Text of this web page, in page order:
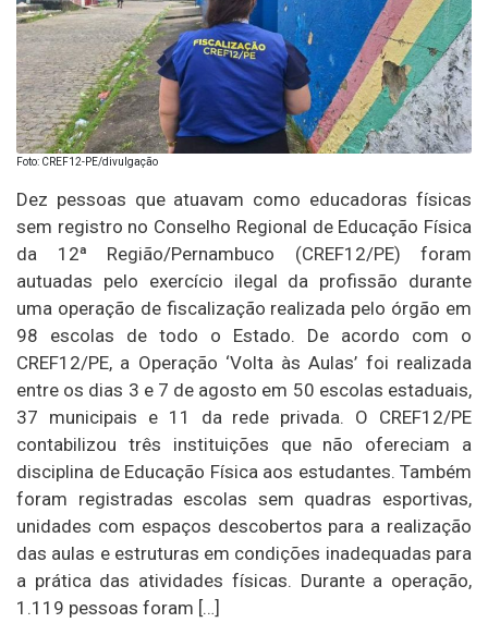
Foto: CREF12-PE/divulgação
Dez pessoas que atuavam como educadoras físicas
sem registro no Conselho Regional de Educação Física
da 12ª Região/Pernambuco (CREF12/PE) foram
autuadas pelo exercício ilegal da profissão durante
uma operação de fiscalização realizada pelo órgão em
98 escolas de todo o Estado. De acordo com o
CREF12/PE, a Operação ‘Volta às Aulas’ foi realizada
entre os dias 3 e 7 de agosto em 50 escolas estaduais,
37 municipais e 11 da rede privada. O CREF12/PE
contabilizou três instituições que não ofereciam a
disciplina de Educação Física aos estudantes. Também
foram registradas escolas sem quadras esportivas,
unidades com espaços descobertos para a realização
das aulas e estruturas em condições inadequadas para
a prática das atividades físicas. Durante a operação,
1.119 pessoas foram […]